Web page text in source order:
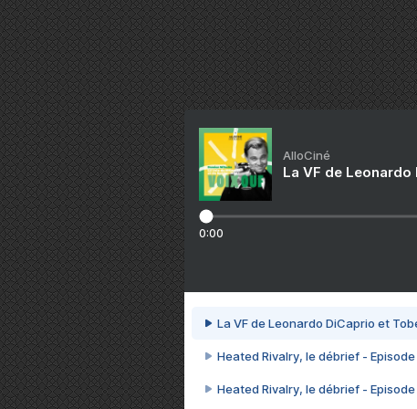
AlloCiné
La VF de
0:00
La VF de Leonardo DiCaprio et
Heated Rivalry, le débrief - Episode
Heated Rivalry, le débrief - Episode